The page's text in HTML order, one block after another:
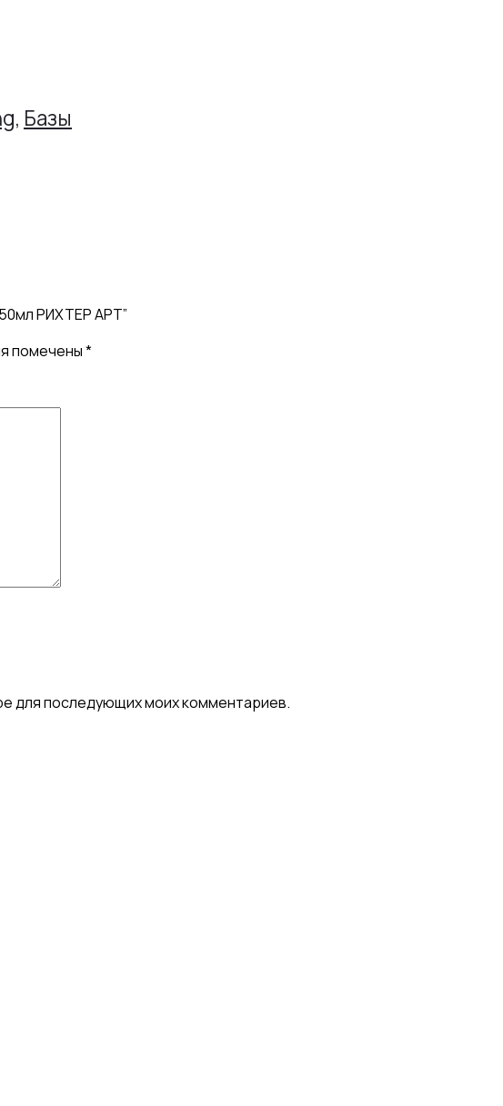
, Базы
РИХТЕР АРТ”
помечены*
для последующих моих комментариев.